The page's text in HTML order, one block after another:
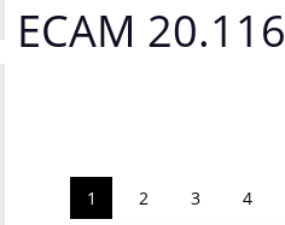
ECAM
Seite
1 Seite
2 Seite
3 Seite
4